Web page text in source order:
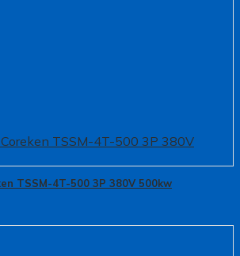
TSSM-4T-500 3P 380V 500kw